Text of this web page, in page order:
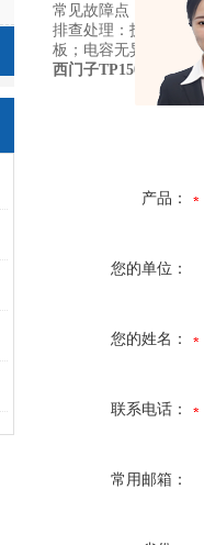
常见故障点：主板滤
排查处理：拆机检查
板；电容无异常则大
西门子TP1500屏幕开
产品：
您的单位：
您的姓名：
联系电话：
常用邮箱：